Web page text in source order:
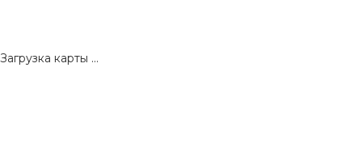
Загрузка карты ...